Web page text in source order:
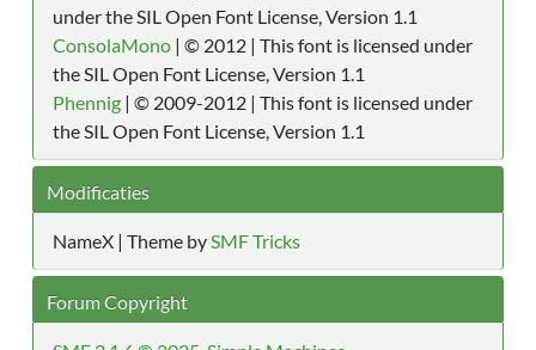
under the SIL Open Font License, Version 1.1
ConsolaMono | © 2012 | This font is licensed under
the SIL Open Font License, Version 1.1
Phennig | © 2009-2012 | This font is licensed under
the SIL Open Font License, Version 1.1
Modificaties
NameX | Theme bySMF Tricks
Forum Copyright